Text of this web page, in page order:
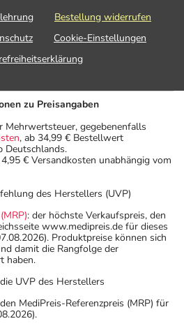
Bestellung widerrufen
Cookie-Einstellungen
zu Preisangaben
Mehrwertsteuer, gegebenenfalls
, ab 34,99 € Bestellwert
Deutschlands.
€ Versandkosten unabhängig vom
des Herstellers (UVP)
: der höchste Verkaufspreis, den
www.medipreis.de für dieses
Produktpreise können sich
damit die Rangfolge der
haben.
UVP des Herstellers
MediPreis-Referenzpreis (MRP) für